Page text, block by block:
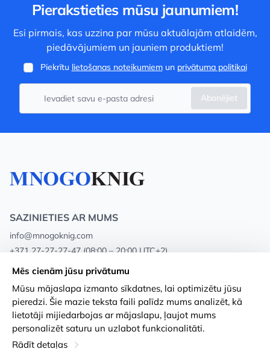
Pierakstieties mūsu jaunumiem!
Esi pirmais, kas uzzina par mūsu aktuālajām atlaidēm,
piedāvājumiem un jauniem produktiem!
Piekrītu lietošanas noteikumiemun privātuma politikai
Abonējiet
SAZINIETIES AR MUMS
info@mnogoknig.com
+371 27-27-27-47 (08:00 – 20:00 UTC+2)
Rīga, Augusta Deglava 69d, LV-1082
Par mums
Veikali
Apmaksa un piegāde
Privātuma politika
Noteikumi un nosacījumi
Mēs cienām jūsu privātumu
Mūsu mājaslapa izmanto sīkdatnes, lai optimizētu jūsu
pieredzi. Šie mazie teksta faili palīdz mums analizēt, kā
lietotāji mijiedarbojas ar mājaslapu, ļaujot mums
personalizēt saturu un uzlabot funkcionalitāti.
Rādīt detaļas